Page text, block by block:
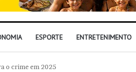
ESPORTE ENTRETENIMENTO
o crime em 2025